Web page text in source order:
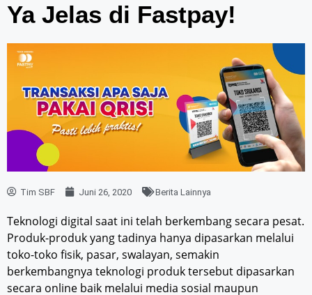
Ya Jelas di Fastpay!
Tim SBF Juni 26, 2020 Berita Lainnya
Teknologi digital saat ini telah berkembang secara pesat.
Produk-produk yang tadinya hanya dipasarkan melalui
toko-toko fisik, pasar, swalayan, semakin
berkembangnya teknologi produk tersebut dipasarkan
secara online baik melalui media sosial maupun